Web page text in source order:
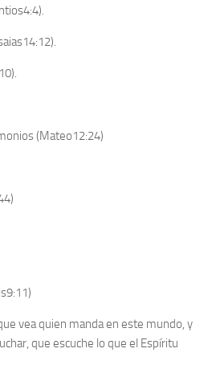
(Mateo12:24)
vea quien manda en este mundo, y
que escuche lo que el Espíritu